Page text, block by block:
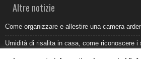
Altre notizie
Come organizzare e allestire una camera
Umidità di risalita in casa, come riconoscere i